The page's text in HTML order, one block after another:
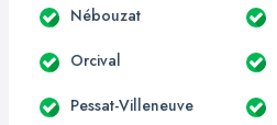
Nébouzat
Orcival
Pessat-Villeneuve